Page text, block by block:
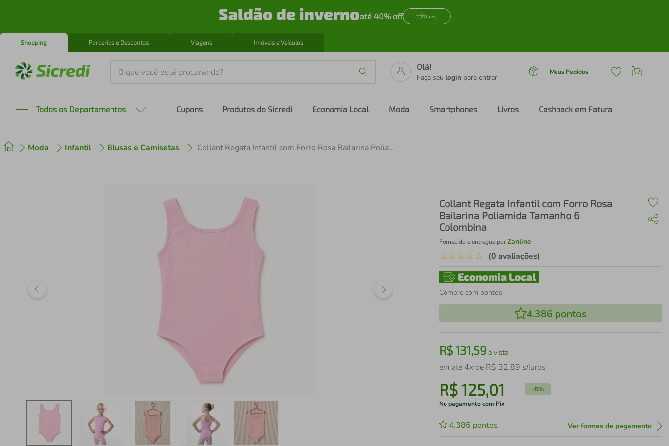
Saldão de invernoaté 40% off Quero
Shopping Parcerias e Descontos Viagens Imóveis e Veículos
O que você está procurando?
Olá!
Faça seu login para entrar
Meus Pedidos
Todos os Departamentos Cupons Produtos do Sicredi Economia Local Moda Smartphones Livros Cashback em Fatura
Moda Infantil Blusas e Camisetas Collant Regata Infantil com Forro Rosa Bailarina Poliamida Tamanho 6 Colombina
Collant Regata Infantil com Forro Rosa
Bailarina Poliamida Tamanho 6
Colombina
Fornecido e entregue porZanline
☆☆☆☆☆ (0 avaliações)
Compre com pontos:
4.386 pontos
R$131,59 à vista
em até 4x de R$ 32,89 s/juros
R$125,01 -5%
No pagamento com Pix
4.386 pontos Ver formas de pagamento
2º cafeteira